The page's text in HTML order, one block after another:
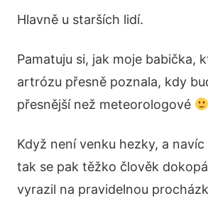
Hlavně u starších lidí.
Pamatuju si, jak moje babička,
artrózu přesně poznala, kdy
přesnější než meteorologové
Když není venku hezky, a
tak se pak těžko člověk
vyrazil na pravidelnou